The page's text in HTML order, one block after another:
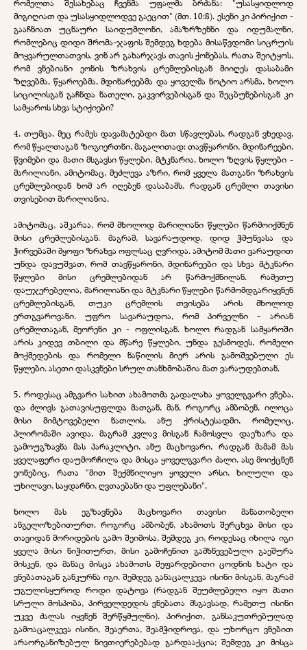
რომელთა შესახებაც ჩვენმა უფალმა ბრძანა: "უსასყიდლოდ
მიგიღიათ და უსასყიდლოდვე გაეცით" (მთ. 10:8). ესენი კი პირიქით -
გააჩნიათ უცნაური საიდუმლონი, ამაზრზენნი და იდუმალნი,
რომლებიც დიდი შრომა-ჯაფის შემდეგ ხდება მისაწვდომი სიცრუის
მოყვარულთათვის. ვინ არ გახარჯავს თავის ქონებას, რათა შეიტყოს,
რომ ვნებიანი ეონის ზრახვის ცრემლებისგან მიიღეს დასაბამი
ზღვებმა, წყაროებმა, მდინარეებმა და ყოველმა ნოტიო არსმა, ხოლო
სიცილისგან გაჩნდა ნათელი, გაკვირვებისგან და შეცბუნებისგან კი
სამყაროს სხვა სტიქიები?
4. თუმცა, მეც რამეს დავამატებდი მათ სწავლებას, რადგან ვხედავ,
რომ წყალთაგან ზოგიერთნი, მაგალითად: თავწყარონი, მდინარეები,
წვიმები და მათი მსგავსი წყლები, მტკნარია, ხოლო ზღვის წყლები -
მარილიანი, ამიტომაც, მეძლევა აზრი, რომ ყველა მათგანი ზრახვის
ცრემლებიდან ხომ არ იღებენ დასაბამს, რადგან ცრემლი თავისი
თვისებით მარილიანია.
ამიტომაც, აშკარაა, რომ მხოლოდ მარილიანი წყლები წარმოიქმნენ
მისი ცრემლებისგან. მაგრამ, სავარაუდოდ, დიდ ჭმუნვასა და
ჭირვებაში მყოფი ზრახვა ოფლსაც ღვრიდა. ამიტომ მათი ვარაუდით
უნდა დავუშვათ, რომ თავწყარონი, მდინარეები და სხვა მტკნარი
წყლები მისი ცრემლებიდან არ წარმოქმნილან. რამეთუ
დაუჯერებელია, მარილიანი და მტკნარი წყლები წარმომდგარიყვნენ
ცრემლებისგან, თუკი ცრემლის თვისება არის მხოლოდ
ერთგვაროვანი. უფრო სავარაუდოა, რომ პირველნი - არიან
ცრემლთაგან, მეორენი კი - ოფლისგან. ხოლო რადგან სამყაროში
არის კიდევ თბილი და მწარე წყლები, უნდა გესმოდეს, რომელი
მოქმედების და რომელი ნაწილის მიერ არის გამოშვებული ეს
წყლები. ასეთი დასკვნები სრულ თანხმობაშია მათ ვარაუდებთან.
5. როდესაც ამგვარი სახით ახამოთმა გადალახა ყოველგვარი ვნება,
და ძლივს გათავისუფლდა მათგან, მან, როგორც ამბობენ, ილოცა
მისი მიმტოვებელი ნათლის, ანუ ქრისტესადმი, რომელიც,
პლირომაში ავიდა, მაგრამ კვლავ მისგან ჩამოსვლა დაეზარა და
გამოუგზავნა მას პარაკლიტი, ანუ მაცხოვარი, რადგან მამამ მას
ყველაფერი დაუმორჩილა და მისცა ყოველგვარი ძალი. ასე მოიქცნენ
ეონებიც, რათა "მით შექმნილიყო ყოველი არსი, ხილული და
უხილავი, საყდარნი, ღვთაებანი და უფლებანი".
ხოლო მას ეგზავნება მაცხოვარი თავისი მანათობელი
ანგელოზებითურთ. როგორც ამბობენ, ახამოთს შერცხვა მისი და
თავიდან მორიდების გამო შეიმოსა, შემდეგ კი, როდესაც იხილა იგი
ყველა მისი ნიჭითურთ, მისი გამოჩენით გამხნევებული გაეშურა
მისკენ, და მანაც მისცა ახამოთს შეფარდებითი ცოდნის ხატი და
ვნებათაგან განკურნა იგი. შემდეგ განაცალკევა ისინი მისგან, მაგრამ
უგულისყუროდ როდი დატოვა (რადგან შეუძლებელი იყო მათი
სრული მოსპობა, პირველდედის ვნებათა მსგავსად, რამეთუ ისინი
უკვე ძალას იყვნენ შერწყმულნი). პირიქით, განსაკუთრებულად
გამოაცალკევა ისინი, შეაერთა, შეამჭიდროვა, და უხორცო ვნებით
არაორგანიზებულ ნივთიერებებად გარდააქცია; შემდეგ კი მისცა